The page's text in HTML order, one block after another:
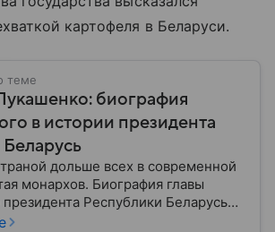
картофеля в Беларуси.
теме
биография
в истории президента
дольше всех в современной
монархов. Биография главы
Республики Беларусь
— в материале.